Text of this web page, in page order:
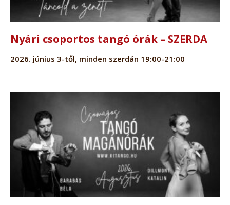
Nyári csoportos tangó órák – SZERDA
2026. június 3-től, minden szerdán 19:00-21:00